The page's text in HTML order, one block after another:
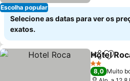
Escolha popular
Selecione as datas para ver os
exatos.
Partilhar
Hotel
2 Estrelas
8,0 Muito